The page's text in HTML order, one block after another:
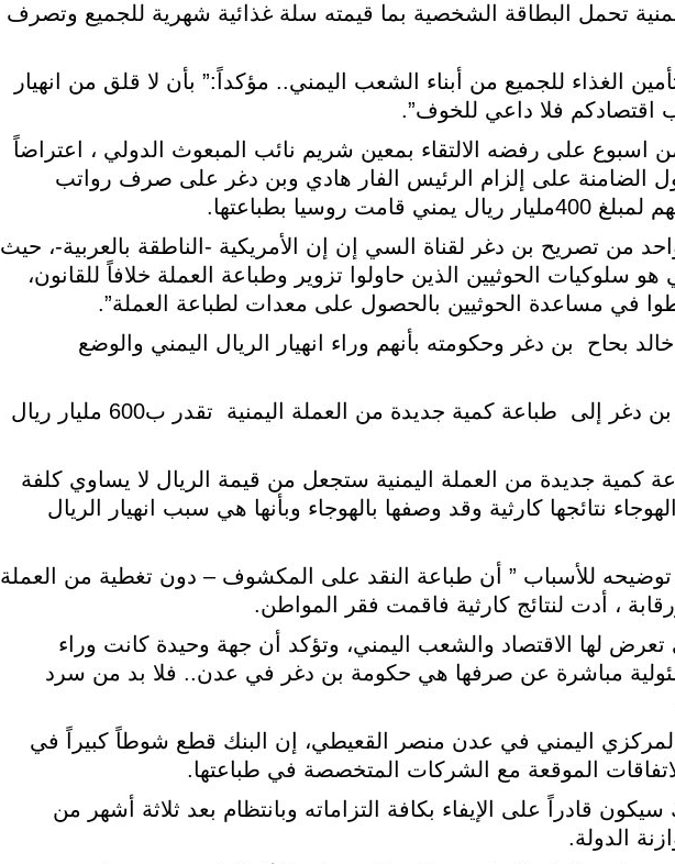
تحمل البطاقة الشخصية بما قيمته سلة غذائية شهرية للجميع وتصرف
الغذاء للجميع من أبناء الشعب اليمني.. مؤكداً:” بأن لا قلق من انهيار
اقتصادكم فلا داعي للخوف”.
اسبوع على رفضه الالتقاء بمعين شريم نائب المبعوث الدولي ، اعتراضاً
الضامنة على إلزام الرئيس الفار هادي وبن دغر على صرف رواتب
بطباعتها.
من تصريح بن دغر لقناة السي إن إن الأمريكية -الناطقة بالعربية-، حيث
سلوكيات الحوثيين الذين حاولوا تزوير وطباعة العملة خلافاً للقانون،
في مساعدة الحوثيين بالحصول على معدات لطباعة العملة”.
بحاح بن دغر وحكومته بأنهم وراء انهيار الريال اليمني والوضع
وقد كشف يوم أمس الأول توجه حكومة بن دغر إلى طباعة كمية جديدة من العملة اليمنية تقدر ب600 مليار ريال
كمية جديدة من العملة اليمنية ستجعل من قيمة الريال لا يساوي كلفة
نتائجها كارثية وقد وصفها بالهوجاء وبأنها هي سبب انهيار الريال
للأسباب ” أن طباعة النقد على المكشوف – دون تغطية من العملة
، أدت لنتائج كارثية فاقمت فقر المواطن.
تعرض لها الاقتصاد والشعب اليمني، وتؤكد أن جهة وحيدة كانت وراء
مباشرة عن صرفها هي حكومة بن دغر في عدن.. فلا بد من سرد
محافظ البنك المركزي اليمني في عدن منصر القعيطي، إن البنك قطع شوطاً كبيراً في
الموقعة مع الشركات المتخصصة في طباعتها.
قادراً على الإيفاء بكافة التزاماته وبانتظام بعد ثلاثة أشهر من
الدولة.